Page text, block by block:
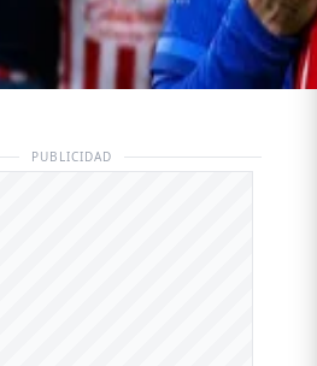
PUBLICIDAD